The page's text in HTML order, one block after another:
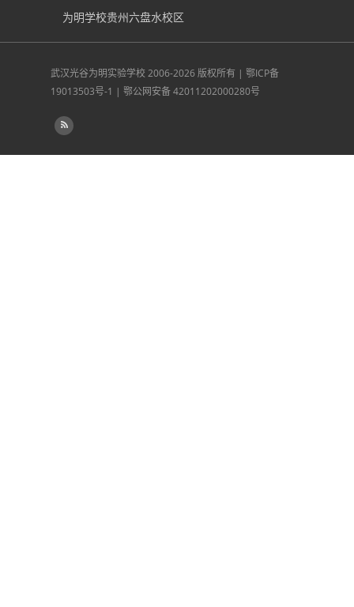
为明学校贵州六盘水校区
武汉光谷为明实验学校2006-2026 版权所有 | 鄂ICP备
19013503号-1 | 鄂公网安备 42011202000280号